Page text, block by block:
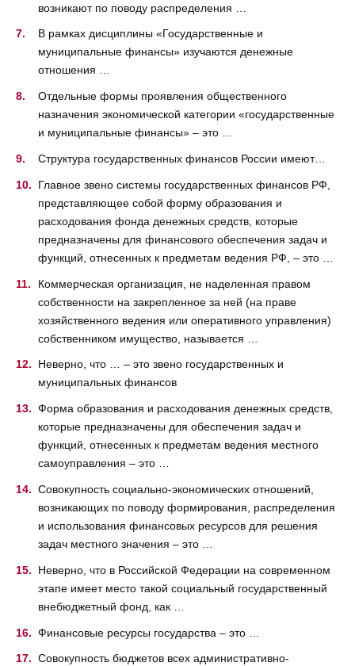
возникают по поводу распределения …
В рамках дисциплины «Государственные и
муниципальные финансы» изучаются денежные
отношения …
Отдельные формы проявления общественного
назначения экономической категории «государственные
и муниципальные финансы» – это …
Структура государственных финансов России имеют…
Главное звено системы государственных финансов РФ,
представляющее собой форму образования и
расходования фонда денежных средств, которые
предназначены для финансового обеспечения задач и
функций, отнесенных к предметам ведения РФ, – это …
Коммерческая организация, не наделенная правом
собственности на закрепленное за ней (на праве
хозяйственного ведения или оперативного управления)
собственником имущество, называется …
Неверно, что … – это звено государственных и
муниципальных финансов
Форма образования и расходования денежных средств,
которые предназначены для обеспечения задач и
функций, отнесенных к предметам ведения местного
самоуправления – это …
Совокупность социально-экономических отношений,
возникающих по поводу формирования, распределения
и использования финансовых ресурсов для решения
задач местного значения – это …
Неверно, что в Российской Федерации на современном
этапе имеет место такой социальный государственный
внебюджетный фонд, как …
Финансовые ресурсы государства – это …
Совокупность бюджетов всех административно-